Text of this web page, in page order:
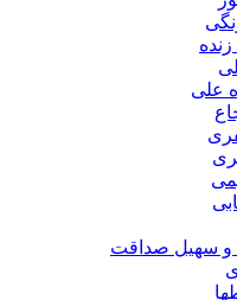
علی
و سهیل صداقت